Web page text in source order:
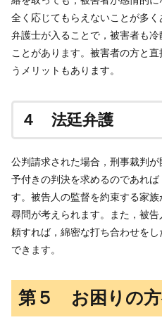
全く応じてもらえないことが多く
弁護士が入ることで，被害者も
ことがあります。被害者の方と
うメリットもあります。
４ 法廷弁護
公判請求された場合，刑事裁判
予付きの判決を求めるのであれ
す。被告人の監督を約束する家
尋問が考えられます。また，被
頼すれば，綿密な打ち合わせを
できます。
第５ お困りの